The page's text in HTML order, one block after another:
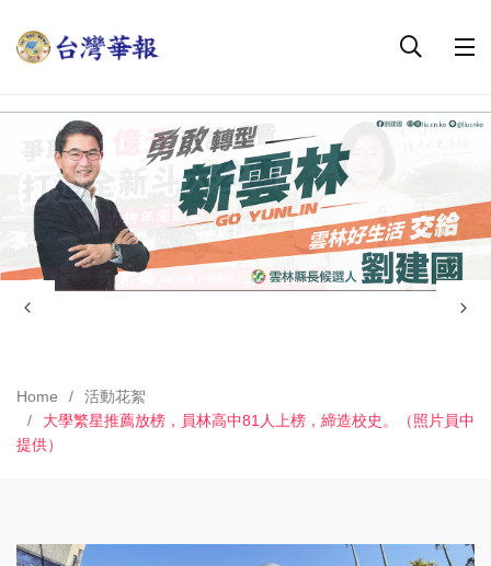
Home
活動花絮
大學繁星推薦放榜，員林高中81人上榜，締造校史。（照片員中
提供）